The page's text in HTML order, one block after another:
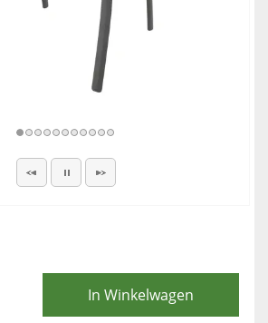
In Winkelwagen